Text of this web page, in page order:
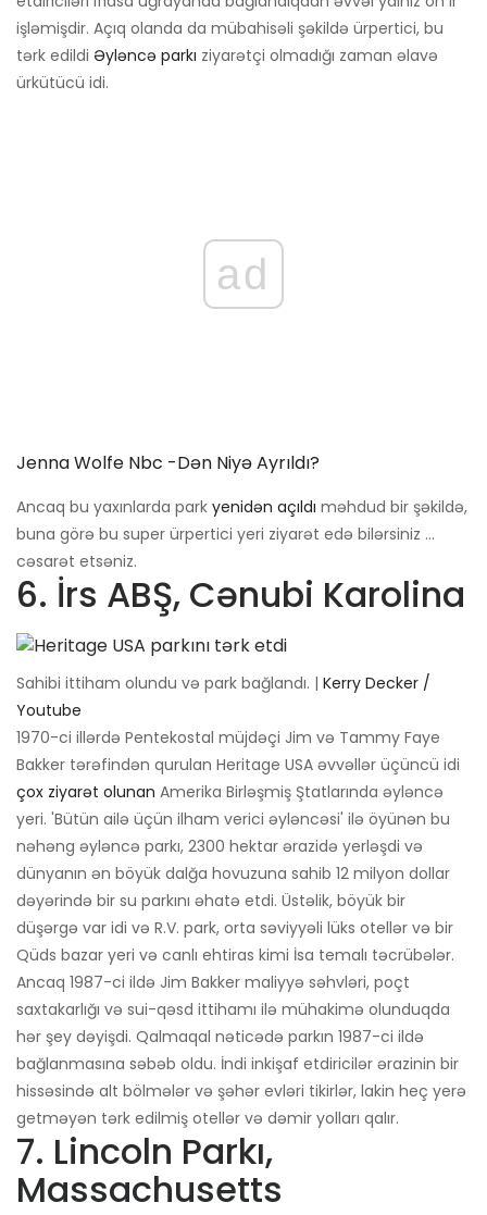
işləmişdir. Açıq olanda da mübahisəli şəkildə ürpertici, bu
tərk edildi Əyləncə parkı ziyarətçi olmadığı zaman əlavə
ürkütücü idi.
ad
Jenna Wolfe Nbc -dən Niyə Ayrıldı?
Ancaq bu yaxınlarda park yenidən açıldı məhdud bir şəkildə,
buna görə bu super ürpertici yeri ziyarət edə bilərsiniz ...
cəsarət etsəniz.
6. İrs ABŞ, Cənubi Karolina
Sahibi ittiham olundu və park bağlandı. | Kerry Decker /
Youtube
1970-ci illərdə Pentekostal müjdəçi Jim və Tammy Faye
Bakker tərəfindən qurulan Heritage USA əvvəllər üçüncü idi
çox ziyarət olunan Amerika Birləşmiş Ştatlarında əyləncə
yeri. 'Bütün ailə üçün ilham verici əyləncəsi' ilə öyünən bu
nəhəng əyləncə parkı, 2300 hektar ərazidə yerləşdi və
dünyanın ən böyük dalğa hovuzuna sahib 12 milyon dollar
dəyərində bir su parkını əhatə etdi. Üstəlik, böyük bir
düşərgə var idi və R.V. park, orta səviyyəli lüks otellər və bir
Qüds bazar yeri və canlı ehtiras kimi İsa temalı təcrübələr.
Ancaq 1987-ci ildə Jim Bakker maliyyə səhvləri, poçt
saxtakarlığı və sui-qəsd ittihamı ilə mühakimə olunduqda
hər şey dəyişdi. Qalmaqal nəticədə parkın 1987-ci ildə
bağlanmasına səbəb oldu. İndi inkişaf etdiricilər ərazinin bir
hissəsində alt bölmələr və şəhər evləri tikirlər, lakin heç yerə
getməyən tərk edilmiş otellər və dəmir yolları qalır.
7. Lincoln Parkı,
Massachusetts